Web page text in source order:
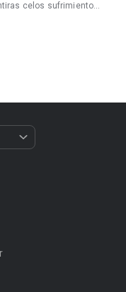
celos sufrimiento